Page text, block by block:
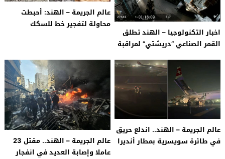
اخبار التكنولوجيا – الهند تطلق
القمر الصناعي “دريشتي” لمراقبة
عالم الجريمة – الهند: أحبطت
محاولة لتفجير خط للسكك
عالم الجريمة – الهند.. اندلع حريق
في طائرة سويسرية بمطار أنديرا
عالم الجريمة – الهند.. مقتل 23
عاملا وإصابة العديد في انفجار